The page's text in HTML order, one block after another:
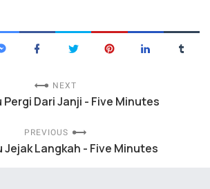
NEXT
Pergi Dari Janji - Five Minutes
PREVIOUS
Jejak Langkah - Five Minutes